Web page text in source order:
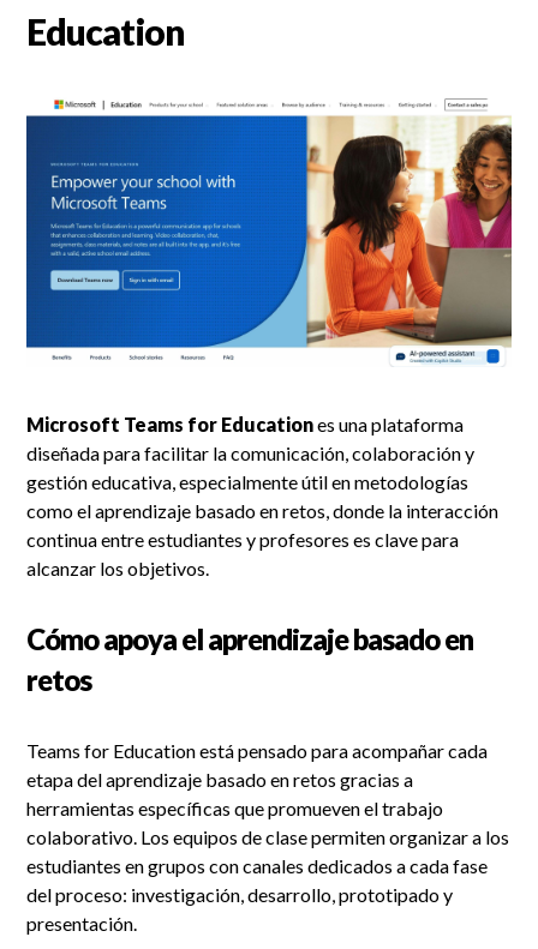
Education
Microsoft Teams for Educationes una plataforma
diseñada para facilitar la comunicación, colaboración y
gestión educativa, especialmente útil en metodologías
como el aprendizaje basado en retos, donde la interacción
continua entre estudiantes y profesores es clave para
alcanzar los objetivos.
Cómo apoya el aprendizaje basado en
retos
Teams for Education está pensado para acompañar cada
etapa del aprendizaje basado en retos gracias a
herramientas específicas que promueven el trabajo
colaborativo. Los equipos de clase permiten organizar a los
estudiantes en grupos con canales dedicados a cada fase
del proceso: investigación, desarrollo, prototipado y
presentación.